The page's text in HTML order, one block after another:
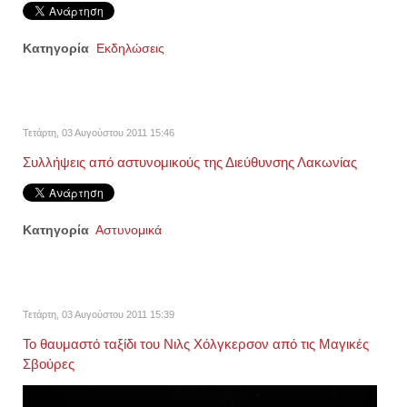
Κατηγορία Εκδηλώσεις
Τετάρτη, 03 Αυγούστου 2011 15:46
Συλλήψεις από αστυνομικούς της Διεύθυνσης Λακωνίας
Κατηγορία Αστυνομικά
Τετάρτη, 03 Αυγούστου 2011 15:39
Το θαυμαστό ταξίδι του Νιλς Χόλγκερσον από τις Μαγικές
Σβούρες